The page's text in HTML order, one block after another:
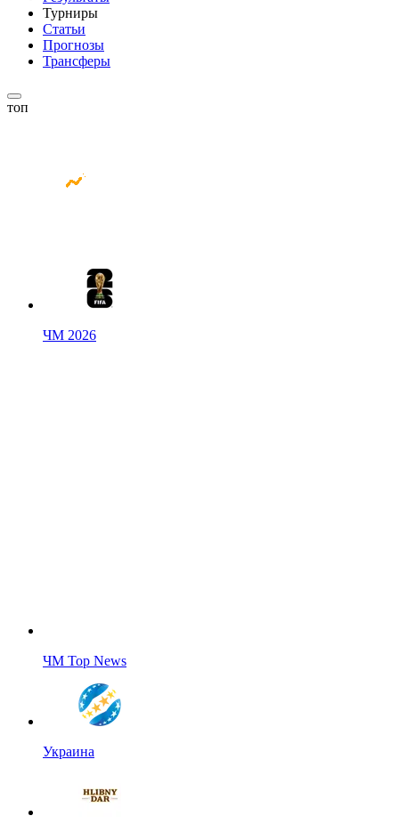
Турниры
Статьи
Прогнозы
Трансферы
топ
ЧМ 2026
ЧМ Top News
Украина